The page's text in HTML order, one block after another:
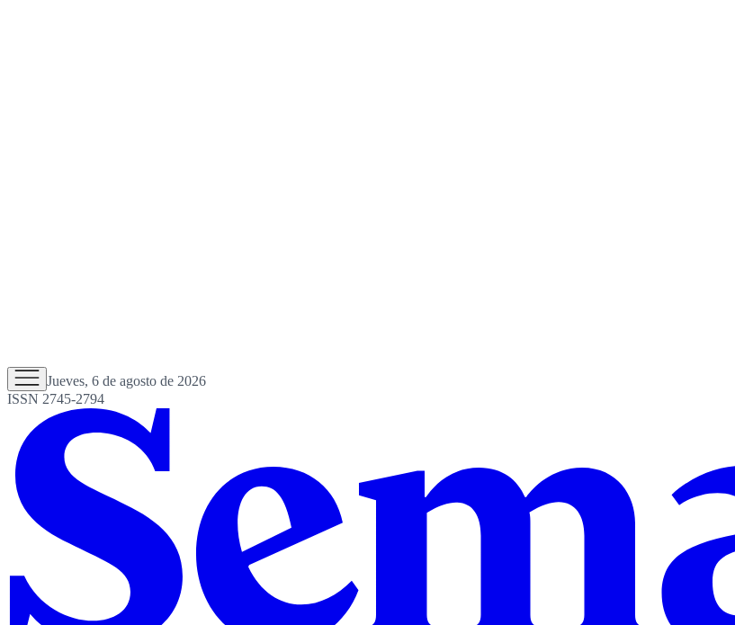
Jueves, 6 de agosto de 2026
ISSN 2745-2794